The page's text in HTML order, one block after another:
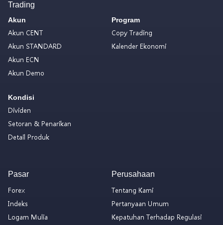
Trading
Akun
Akun CENT
Akun STANDARD
Akun ECN
Akun Demo
Kondisi
Dividen
Setoran & Penarikan
Detail Produk
Program
Copy Trading
Kalender Ekonomi
Pasar
Forex
Indeks
Logam Mulia
Perusahaan
Tentang Kami
Pertanyaan Umum
Kepatuhan Terhadap Regulasi